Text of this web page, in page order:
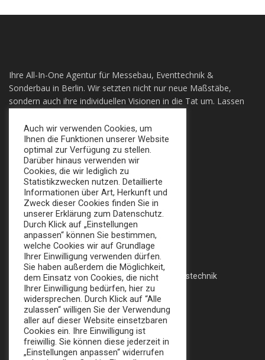
Ihre All-In-One Agentur für Messebau, Eventtechnik &
Sonderbau in Berlin. Wir setzten nicht nur neue Maßstäbe,
sondern auch ihre individuellen Visionen in die Tat um. Lassen
+49 (0) 30 924 0 95 97
Apollofalterallee 98, 12683 Berlin
info@broker-gmbh.de
INFORMATIONEN
Impressum
Datenschutz
AGB
MENÜ
Home
Messe
Veranstaltungstechnik
Katalog
FOLLOW US:
Auch wir verwenden Cookies, um
Ihnen die Funktionen unserer Website
optimal zur Verfügung zu stellen.
Darüber hinaus verwenden wir
Cookies, die wir lediglich zu
Statistikzwecken nutzen. Detaillierte
Informationen über Art, Herkunft und
Zweck dieser Cookies finden Sie in
unserer Erklärung zum Datenschutz.
Durch Klick auf „Einstellungen
anpassen“ können Sie bestimmen,
welche Cookies wir auf Grundlage
Ihrer Einwilligung verwenden dürfen.
Sie haben außerdem die Möglichkeit,
dem Einsatz von Cookies, die nicht
Ihrer Einwilligung bedürfen, hier zu
widersprechen. Durch Klick auf “Alle
zulassen“ willigen Sie der Verwendung
aller auf dieser Website einsetzbaren
Cookies ein. Ihre Einwilligung ist
freiwillig. Sie können diese jederzeit in
„Einstellungen anpassen“ widerrufen